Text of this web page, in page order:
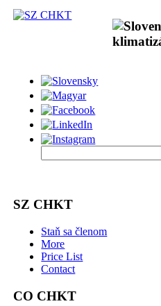
SZ CHKT
Staň sa členom
More
Price List
Contact
CO CHKT